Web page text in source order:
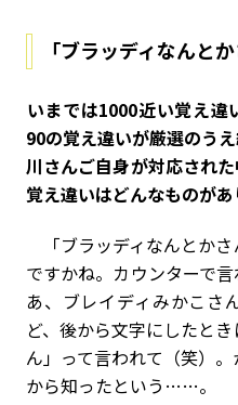
「ブラッディなんと
――いまでは1000近い覚え
90の覚え違いが厳選のう
川さんご自身が対応され
覚え違いはどんなものがあ
「ブラッディなんとかさ
ですかね。カウンターで
あ、ブレイディみかこさ
ど、後から文字にしたと
ん」って言われて（笑）
から知ったという……。